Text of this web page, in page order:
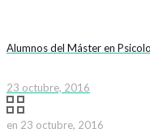
Alumnos del Máster en
23 octubre, 2016
en 23 octubre, 2016